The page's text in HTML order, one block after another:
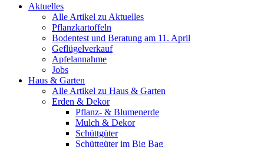
Aktuelles
Alle Artikel zu Aktuelles
Pflanzkartoffeln
Bodentest und Beratung am 11. April
Geflügelverkauf
Apfelannahme
Jobs
Haus & Garten
Alle Artikel zu Haus & Garten
Erden & Dekor
Pflanz- & Blumenerde
Mulch & Dekor
Schüttgüter
Schüttgüter im Big Bag